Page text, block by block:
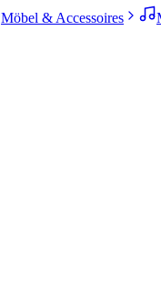
Möbel & Accessoires